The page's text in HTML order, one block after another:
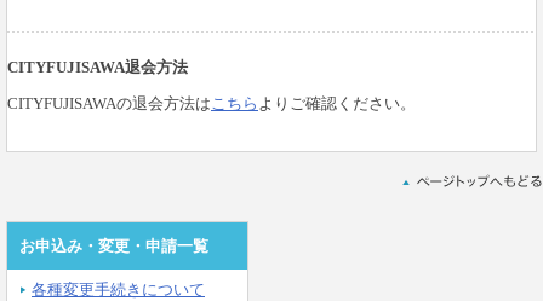
CITYFUJISAWA退会方法
CITYFUJISAWAの退会方法はこちら よりご確認ください。
お申込み・変更・申請一覧
各種変更手続きについて